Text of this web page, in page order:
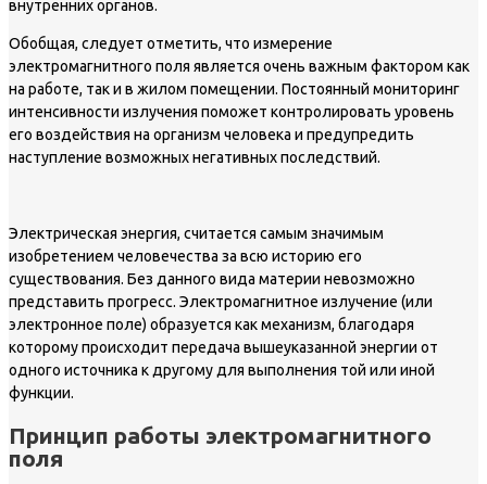
внутренних органов.
Обобщая, следует отметить, что измерение
электромагнитного поля является очень важным фактором как
на работе, так и в жилом помещении. Постоянный мониторинг
интенсивности излучения поможет контролировать уровень
его воздействия на организм человека и предупредить
наступление возможных негативных последствий.
Электрическая энергия, считается самым значимым
изобретением человечества за всю историю его
существования. Без данного вида материи невозможно
представить прогресс. Электромагнитное излучение (или
электронное поле) образуется как механизм, благодаря
которому происходит передача вышеуказанной энергии от
одного источника к другому для выполнения той или иной
функции.
Принцип работы электромагнитного
поля